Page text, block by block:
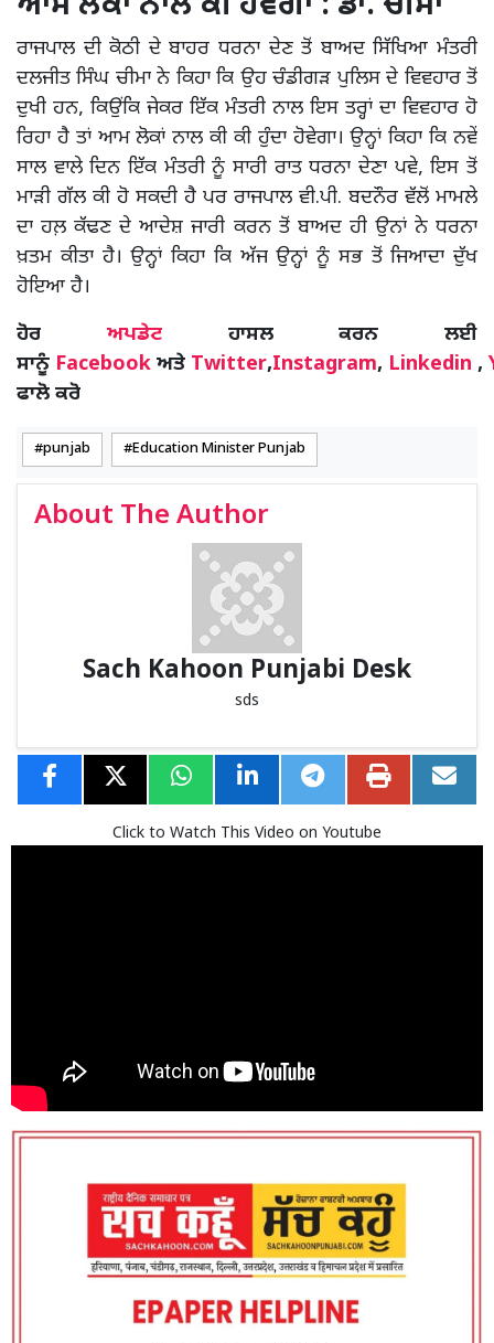
ਰਾਜਪਾਲ ਦੀ ਕੋਠੀ ਦੇ ਬਾਹਰ ਧਰਨਾ ਦੇਣ ਤੋਂ ਬਾਅਦ ਸਿੱਖਿਆ ਮੰਤਰੀ
ਦਲਜੀਤ ਸਿੰਘ ਚੀਮਾ ਨੇ ਕਿਹਾ ਕਿ ਉਹ ਚੰਡੀਗੜ ਪੁਲਿਸ ਦੇ ਵਿਵਹਾਰ ਤੋਂ
ਦੁਖੀ ਹਨ, ਕਿਉਂਕਿ ਜੇਕਰ ਇੱਕ ਮੰਤਰੀ ਨਾਲ ਇਸ ਤਰ੍ਹਾਂ ਦਾ ਵਿਵਹਾਰ ਹੋ
ਰਿਹਾ ਹੈ ਤਾਂ ਆਮ ਲੋਕਾਂ ਨਾਲ ਕੀ ਕੀ ਹੁੰਦਾ ਹੋਵੇਗਾ। ਉਨ੍ਹਾਂ ਕਿਹਾ ਕਿ ਨਵੇਂ
ਸਾਲ ਵਾਲੇ ਦਿਨ ਇੱਕ ਮੰਤਰੀ ਨੂੰ ਸਾਰੀ ਰਾਤ ਧਰਨਾ ਦੇਣਾ ਪਵੇ, ਇਸ ਤੋਂ
ਮਾੜੀ ਗੱਲ ਕੀ ਹੋ ਸਕਦੀ ਹੈ ਪਰ ਰਾਜਪਾਲ ਵੀ.ਪੀ. ਬਦਨੌਰ ਵੱਲੋਂ ਮਾਮਲੇ
ਦਾ ਹਲ਼ ਕੱਢਣ ਦੇ ਆਦੇਸ਼ ਜਾਰੀ ਕਰਨ ਤੋਂ ਬਾਅਦ ਹੀ ਉਨਾਂ ਨੇ ਧਰਨਾ
ਖ਼ਤਮ ਕੀਤਾ ਹੈ। ਉਨ੍ਹਾਂ ਕਿਹਾ ਕਿ ਅੱਜ ਉਨ੍ਹਾਂ ਨੂੰ ਸਭ ਤੋਂ ਜਿਆਦਾ ਦੁੱਖ
ਹੋਇਆ ਹੈ।
ਹੋਰ ਅਪਡੇਟਹਾਸਲ ਕਰਨ ਲਈ
ਸਾਨੂੰ Facebook ਅਤੇ Twitter,Instagram, Linkedin ,
ਫਾਲੋ ਕਰੋ
punjab Education Minister Punjab
About The Author
Sach Kahoon Punjabi Desk
sds
Click to Watch This Video on Youtube